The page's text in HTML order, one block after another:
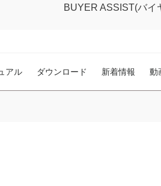
BUYER ASSIST(バイ
アル ダウンロード 新着情報 動